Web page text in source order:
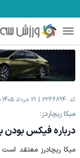
کد: 2366894 21 خرداد 1405 ساعت 03:45
میکا ریچاردز:
درباره فیکس بودن
میکا ریچادرز معتقد